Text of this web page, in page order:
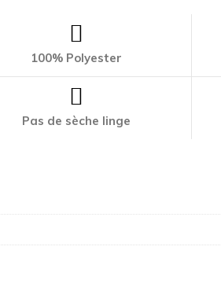
100% Polyester
Pas de sèche linge